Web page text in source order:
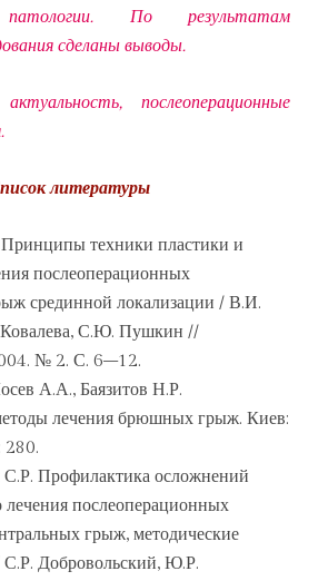
патологии. По результатам
сделаны выводы.
послеоперационные
литературы
техники пластики и
послеоперационных
срединной локализации / В.И.
Ковалева, С.Ю. Пушкин //
№ 2. С. 6–12.
А.А., Баязитов Н.Р.
лечения брюшных грыж. Киев:
280.
С.Р. Профилактика осложнений
лечения послеоперационных
грыж, методические
С.Р. Добровольский, Ю.Р.